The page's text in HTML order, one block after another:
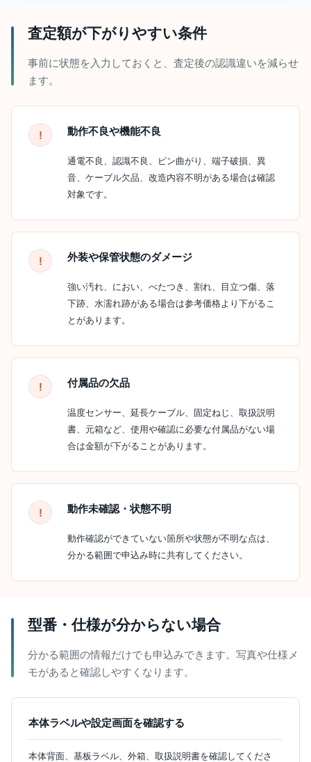
査定額が下がりやすい条件
事前に状態を入力しておくと、査定後の認識違いを減らせ
ます。
動作不良や機能不良
通電不良、認識不良、ピン曲がり、端子破損、異
音、ケーブル欠品、改造内容不明がある場合は確認
対象です。
外装や保管状態のダメージ
強い汚れ、におい、べたつき、割れ、目立つ傷、落
下跡、水濡れ跡がある場合は参考価格より下がるこ
とがあります。
付属品の欠品
温度センサー、延長ケーブル、固定ねじ、取扱説明
書、元箱など、使用や確認に必要な付属品がない場
合は金額が下がることがあります。
動作未確認・状態不明
動作確認ができていない箇所や状態が不明な点は、
分かる範囲で申込み時に共有してください。
型番・仕様が分からない場合
分かる範囲の情報だけでも申込みできます。写真や仕様メ
モがあると確認しやすくなります。
本体ラベルや設定画面を確認する
本体背面、基板ラベル、外箱、取扱説明書を確認してくださ